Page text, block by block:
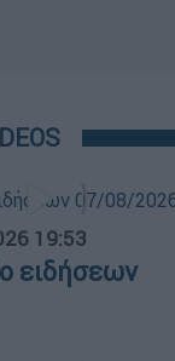
19:53
ειδήσεων